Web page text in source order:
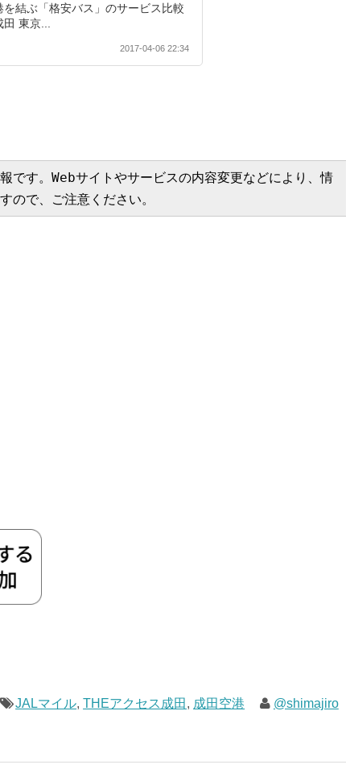
結ぶ「格安バス」のサービス比較
東京...
2017-04-06 22:34
です。Webサイトやサービスの内容変更などにより、情
ので、ご注意ください。
JALマイル,THEアクセス成田 , 成田空港 @shimajiro